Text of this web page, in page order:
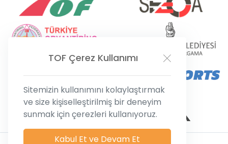
TOF Çerez Kullanımı
Sitemizin kullanımını kolaylaştırmak
ve size kişiselleştirilmiş bir deneyim
sunmak için çerezleri kullanıyoruz.
Kabul Et ve Devam Et